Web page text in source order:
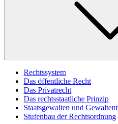
Rechtssystem
Das öffentliche Recht
Das Privatrecht
Das rechtsstaatliche Prinzip
Staatsgewalten und
Stufenbau der Rechtsordnung